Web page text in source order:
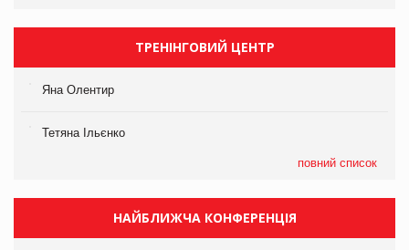
ТРЕНІНГОВИЙ ЦЕНТР
Яна Олентир
Тетяна Ільєнко
повний список
НАЙБЛИЖЧА КОНФЕРЕНЦІЯ